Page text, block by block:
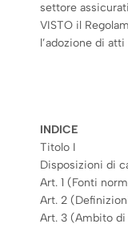
settore
VISTO il
l’adozione di atti
INDICE
Titolo I
Disposizioni di
Art. 1 (Fonti
Art. 2
Art. 3 (Ambito